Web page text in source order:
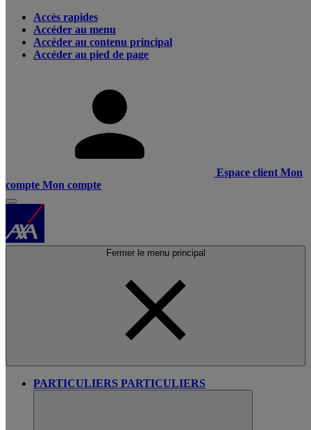
Accès rapides
Accéder au menu
Accéder au contenu principal
Accéder au pied de page
Espace client Mon
compte Mon compte
Fermer le menu principal
PARTICULIERS PARTICULIERS